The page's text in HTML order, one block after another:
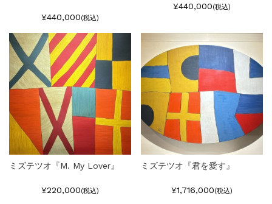
¥440,000(税込)
¥440,000(税込)
ミズテツオ『M. My Lover』
¥220,000(税込)
ミズテツオ『君を愛す』
¥1,716,000(税込)